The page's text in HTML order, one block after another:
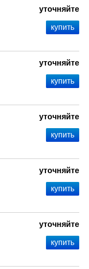
уточняйте
уточняйте
уточняйте
уточняйте
уточняйте